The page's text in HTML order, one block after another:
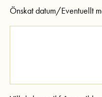
Önskat datum/Eventuellt